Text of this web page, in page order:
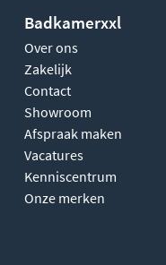
Badkamerxxl
Over ons
Zakelijk
Contact
Showroom
Afspraak maken
Vacatures
Kenniscentrum
Onze merken